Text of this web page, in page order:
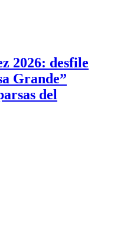
2026: desfile
Grande”
del